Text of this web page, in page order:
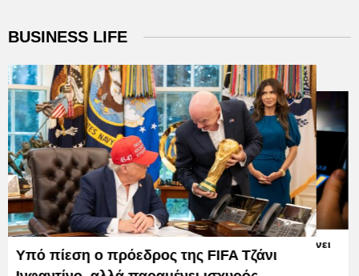
BUSINESS LIFE
Υπό πίεση ο πρόεδρος της FIFA Τζάνι
Σπάει τα ρεκόρ το «Toy Story 5» και δίνει
ώθηση στο box office